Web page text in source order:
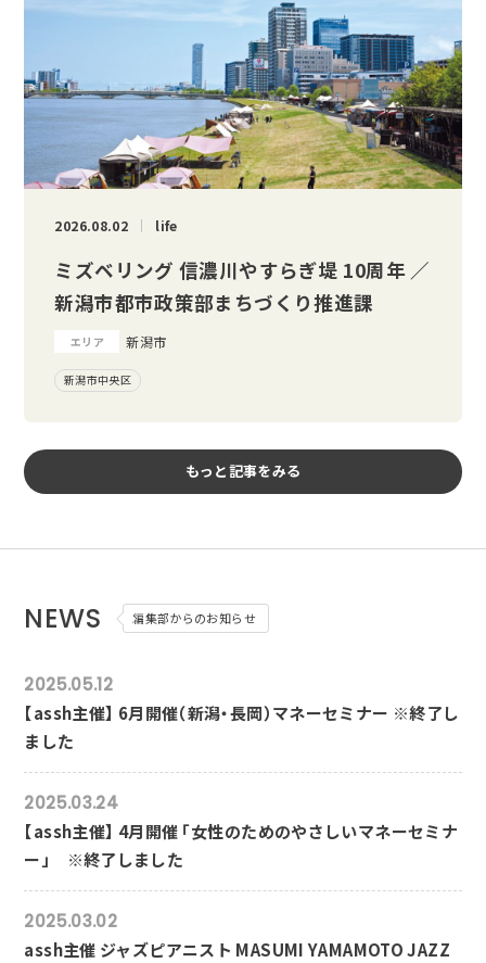
2026.08.02 life
ミズベリング 信濃川やすらぎ堤 10周年 ／
新潟市都市政策部まちづくり推進課
エリア 新潟市
新潟市中央区
もっと記事をみる
NEWS 編集部からのお知らせ
2025.05.12
【assh主催】 6月開催（新潟・長岡）マネーセミナー ※終了し
ました
2025.03.24
【assh主催】 4月開催 「女性のためのやさしいマネーセミナ
ー」 ※終了しました
2025.03.02
assh主催 ジャズピアニスト MASUMI YAMAMOTO JAZZ